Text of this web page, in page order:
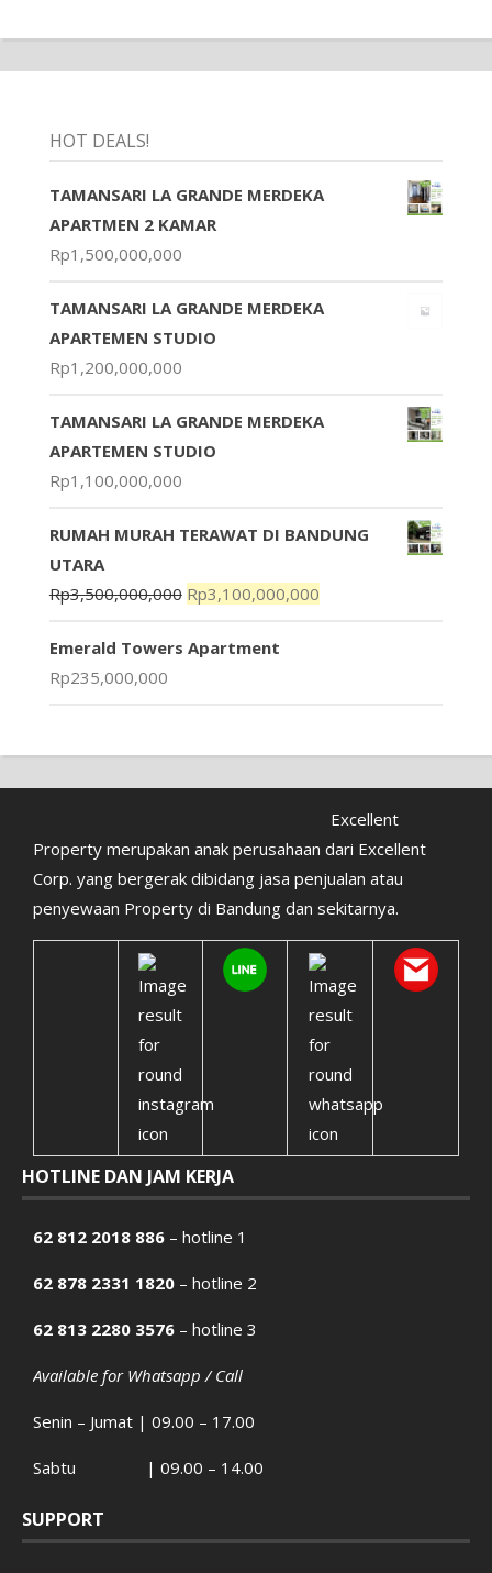
HOT DEALS!
TAMANSARI LA GRANDE MERDEKA
APARTMEN 2 KAMAR
Rp1,500,000,000
TAMANSARI LA GRANDE MERDEKA
APARTEMEN STUDIO
Rp1,200,000,000
TAMANSARI LA GRANDE MERDEKA
APARTEMEN STUDIO
Rp1,100,000,000
RUMAH MURAH TERAWAT DI BANDUNG
UTARA
Rp3,500,000,000 Rp3,100,000,000
Emerald Towers Apartment
Rp235,000,000
Excellent
Property merupakan anak perusahaan dari Excellent
Corp. yang bergerak dibidang jasa penjualan atau
penyewaan Property di Bandung dan sekitarnya.
HOTLINE DAN JAM KERJA
62 812 2018 886 – hotline 1
62 878 2331 1820 – hotline 2
62 813 2280 3576 – hotline 3
Available for Whatsapp / Call
Senin – Jumat | 09.00 – 17.00
Sabtu | 09.00 – 14.00
SUPPORT